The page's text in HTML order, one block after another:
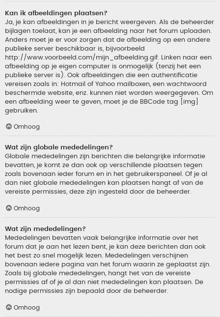
Kan ik afbeeldingen plaatsen?
Ja, je kan afbeeldingen in je bericht weergeven. Als de beheerder
bijlagen toelaat, kan je een afbeelding naar het forum uploaden.
Anders moet je er voor zorgen dat de afbeelding op een andere
publieke server beschikbaar is, bijvoorbeeld
http://www.voorbeeld.com/mijn_afbeelding.gif. Linken naar een
afbeelding op je eigen computer is onmogelijk (tenzij het een
publieke server is). Ook afbeeldingen die een authentificatie
vereisen zoals in: Hotmail of Yahoo mailboxen, een wachtwoord
beschermde website, enz. kunnen niet worden weergegeven. Om
een afbeelding weer te geven, moet je de BBCode tag [img]
gebruiken.
Omhoog
Wat zijn globale mededelingen?
Globale mededelingen zijn berichten die belangrijke informatie
bevatten, je komt ze dan ook op verschillende plaatsen tegen
zoals bovenaan ieder forum en in het gebruikerspaneel. Of je al
dan niet globale mededelingen kan plaatsen hangt af van de
vereiste permissies, deze zijn ingesteld door de beheerder.
Omhoog
Wat zijn mededelingen?
Mededelingen bevatten vaak belangrijke informatie over het
forum dat je aan het lezen bent, je kan deze berichten dan ook
het best zo snel mogelijk lezen. Mededelingen verschijnen
bovenaan iedere pagina van het forum waarin ze geplaatst zijn.
Zoals bij globale mededelingen, hangt het van de vereiste
permissies af of je al dan niet mededelingen kan plaatsen. De
nodige permissies zijn bepaald door de beheerder.
Omhoog